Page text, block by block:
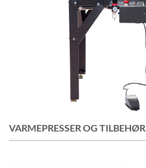
VARMEPRESSER OG TILBEHØR